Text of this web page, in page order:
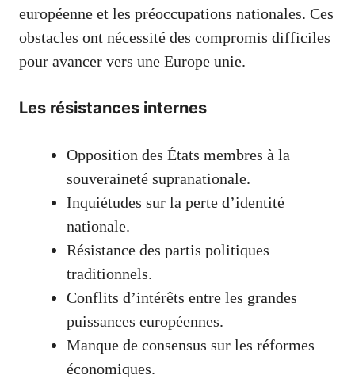
européenne et les préoccupations nationales. Ces
obstacles ont nécessité des compromis difficiles
pour avancer vers une Europe unie.
Les résistances internes
Opposition des États membres à la
souveraineté supranationale.
Inquiétudes sur la perte d’identité
nationale.
Résistance des partis politiques
traditionnels.
Conflits d’intérêts entre les grandes
puissances européennes.
Manque de consensus sur les réformes
économiques.